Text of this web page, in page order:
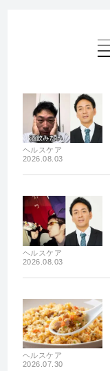
ヘルスケア
2026.08.03
ヘルスケア
2026.08.03
ヘルスケア
2026.07.30